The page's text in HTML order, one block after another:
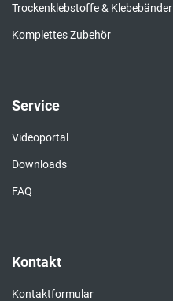
Trockenklebstoffe & Klebebänder
Komplettes Zubehör
Service
Videoportal
Downloads
FAQ
Kontakt
Kontaktformular